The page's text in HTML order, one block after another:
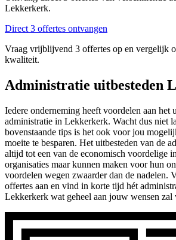
Lekkerkerk.
Direct 3 offertes ontvangen
Vraag vrijblijvend 3 offertes op en vergelijk
kwaliteit.
Administratie uitbesteden
Iedere onderneming heeft voordelen aan het
administratie in Lekkerkerk. Wacht dus niet
bovenstaande tips is het ook voor jou
moeite te besparen. Het uitbesteden van de
altijd tot een van de economisch voordelige
organisaties maar kunnen maken voor hun
voordelen wegen zwaarder dan de nadelen.
offertes aan en vind in korte tijd hét
Lekkerkerk wat geheel aan jouw wensen zal